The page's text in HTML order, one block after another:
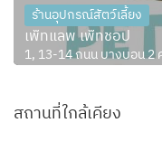
ร้านอุปกรณ์สัตว์เลี้ยง
เพ็ทแลพ เพ็ทชอป
1, 13-14 ถนน บางบอน 2
สถานที่ใกล้เคียง